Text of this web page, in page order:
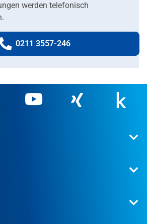
werden telefonisch
Telefonnummer:
0211 3557-246